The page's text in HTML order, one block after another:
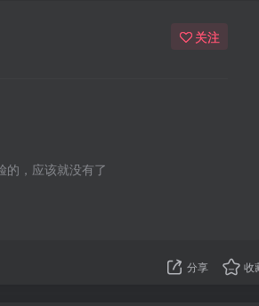
关注
的，应该就没有了
分享 收